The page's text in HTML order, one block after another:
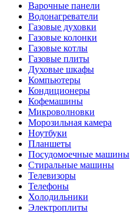
Варочные панели
Водонагреватели
Газовые духовки
Газовые колонки
Газовые котлы
Газовые плиты
Духовые шкафы
Компьютеры
Кондиционеры
Кофемашины
Микроволновки
Морозильная камера
Ноутбуки
Планшеты
Посудомоечные машины
Стиральные машины
Телевизоры
Телефоны
Холодильники
Электроплиты